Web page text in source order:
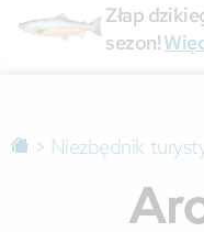
Złap
sezon!
> Niezbędnik